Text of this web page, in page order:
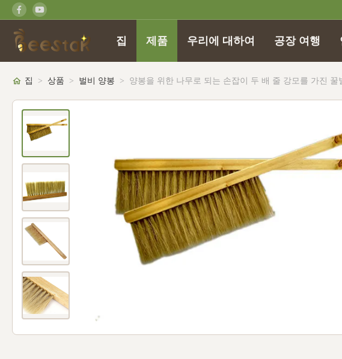
집 제품 우리에 대하여 공장 여행
집 > 상품 > 벌비 양봉 > 양봉을 위한 나무로 되는 손잡이 두 배 줄 강모를 가진 꿀